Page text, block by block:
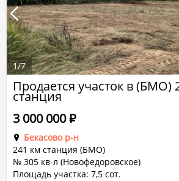
Продается участок в (БМО)
станция
Бекасово р-н
241 км станция (БМО)
№ 305 кв-л (Новофедоровское)
Площадь участка: 7,5 сот.
3 000 000Р
1/7